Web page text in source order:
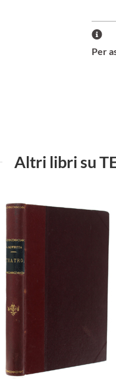
Per
Altri libri su